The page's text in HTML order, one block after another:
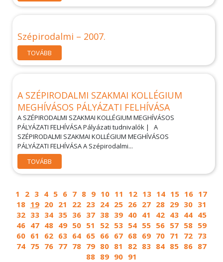
Szépirodalmi – 2007.
TOVÁBB
A SZÉPIRODALMI SZAKMAI KOLLÉGIUM
MEGHÍVÁSOS PÁLYÁZATI FELHÍVÁSA
A SZÉPIRODALMI SZAKMAI KOLLÉGIUM MEGHÍVÁSOS
PÁLYÁZATI FELHÍVÁSA Pályázati tudnivalók | A
SZÉPIRODALMI SZAKMAI KOLLÉGIUM MEGHÍVÁSOS
PÁLYÁZATI FELHÍVÁSA A Szépirodalmi...
TOVÁBB
1 2 3 4 5 6 7 8 9 10 11 12 13 14 15 16 17
18 19 20 21 22 23 24 25 26 27 28 29 30 31
32 33 34 35 36 37 38 39 40 41 42 43 44 45
46 47 48 49 50 51 52 53 54 55 56 57 58 59
60 61 62 63 64 65 66 67 68 69 70 71 72 73
74 75 76 77 78 79 80 81 82 83 84 85 86 87
88 89 90 91